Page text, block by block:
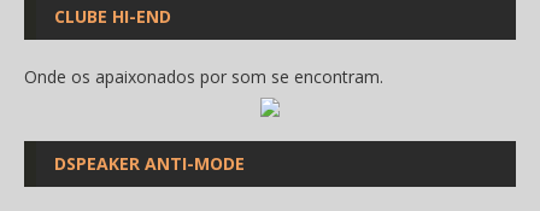
CLUBE HI-END
Onde os apaixonados por som se encontram.
DSPEAKER ANTI-MODE